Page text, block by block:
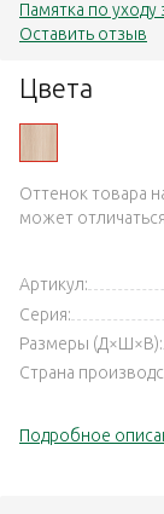
Цвета
Оттенок товара
может
Артикул:
Серия:
Размеры (Д×Ш×В):
Страна
Подробное
Памятка по
Оставить отзыв